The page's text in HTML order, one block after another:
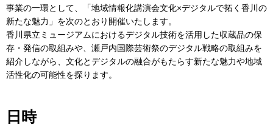
事業の一環として、「地域情報化講演会文化×デジタルで拓く香川の
新たな魅力」を次のとおり開催いたします。
香川県立ミュージアムにおけるデジタル技術を活用した収蔵品の保
存・発信の取組みや、瀬戸内国際芸術祭のデジタル戦略の取組みを
紹介しながら、文化とデジタルの融合がもたらす新たな魅力や地域
活性化の可能性を探ります。
日時